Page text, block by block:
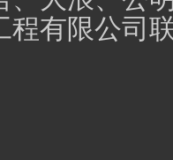
程有限公司